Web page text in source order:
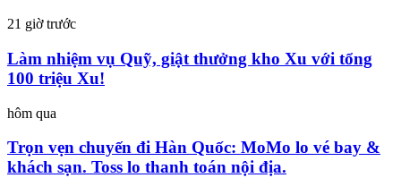
21 giờ trước
Làm nhiệm vụ Quỹ, giật thưởng kho Xu với tổng
100 triệu Xu!
hôm qua
Trọn vẹn chuyến đi Hàn Quốc: MoMo lo vé bay &
khách sạn. Toss lo thanh toán nội địa.